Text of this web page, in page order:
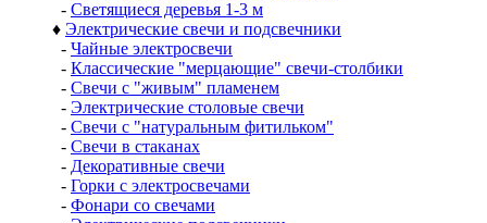
- Светящиеся деревья 1-3 м
♦ Электрические свечи и подсвечники
- Чайные электросвечи
- Классические "мерцающие" свечи-столбики
- Свечи с "живым" пламенем
- Электрические столовые свечи
- Свечи с "натуральным фитильком"
- Свечи в стаканах
- Декоративные свечи
- Горки с электросвечами
- Фонари со свечами